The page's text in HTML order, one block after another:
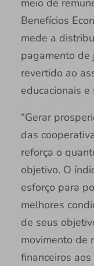
meio de
Benefícios
mede a
pagamento de
revertido ao
educacionais e
“Gerar
das
reforça o
objetivo. O
esforço para
melhores
de seus
movimento de
financeiros